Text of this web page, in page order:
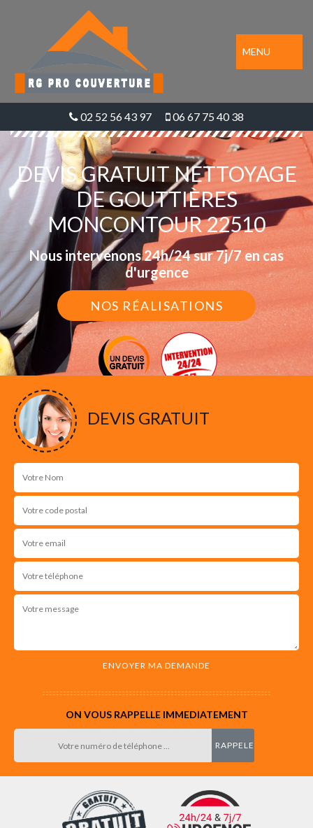
MENU
02 52 56 43 97 06 67 75 40 38
DEVIS GRATUIT NETTOYAGE
DE GOUTTIÈRES
MONCONTOUR 22510
Nous intervenons 24h/24 sur 7j/7 en cas
d'urgence
NOS RÉALISATIONS
DEVIS GRATUIT
ON VOUS RAPPELLE IMMEDIATEMENT